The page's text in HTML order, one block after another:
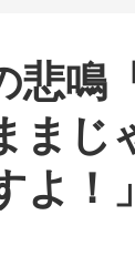
悲鳴
まじ
よ！